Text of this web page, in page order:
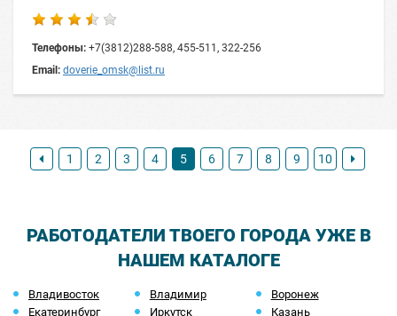
Телефоны: +7(3812)288-588, 455-511, 322-256
Email: doverie_omsk@list.ru
1 2 3 4 5 6 7 8 9 10
РАБОТОДАТЕЛИ ТВОЕГО ГОРОДА УЖЕ В
НАШЕМ КАТАЛОГЕ
Владивосток Владимир
Воронеж
Екатеринбург
Иркутск Казань